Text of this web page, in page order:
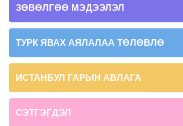
ЗӨВӨЛГӨӨ МЭДЭЭЛЭЛ
ТУРК ЯВАХ АЯЛАЛАА ТӨЛӨВЛӨ
ИСТАНБУЛ ГАРЫН АВЛАГА
СЭТГЭГДЭЛ